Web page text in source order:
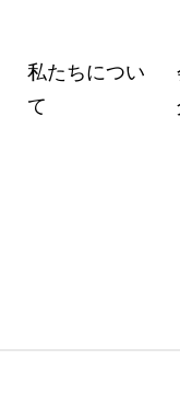
私たちについ
て